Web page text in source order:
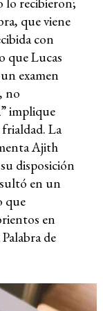
que viene
con
que Lucas
examen
no
implique
La
Ajith
disposición
en un
que
en
de